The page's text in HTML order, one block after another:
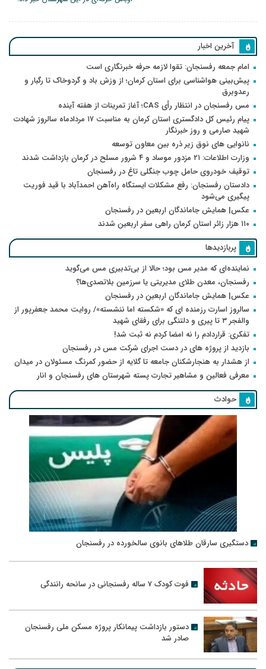
آخرین اخبار
امام جمعه رفسنجان: تقوا لازمه حرفه خبرنگاری است
پیش‌بینی هواشناسی برای استان کرمان؛ از وزش باد و گردوخاک تا رگبار و
رعدوبرق
مس رفسنجان در انتظار رأی CAS؛ آغاز تمرینات از هفته آینده
پیام رئیس کل دادگستری استان کرمان به مناسبت ۱۷ مردادماه سالروز شهادت
شهید صارمی و روز خبرنگار
نانوایی های نوق زیر ذره بین معاون توسعه
وزارت اطلاعات: ۲۱ مزدور موساد و ۴ شرور مسلح در کرمان بازداشت شدند
توقیف خودروی حامل چوب جنگلی تاغ در رفسنجان
دادستان رفسنجان: رفع مشکلات ایستگاه راه‌آهن احمدآباد با قید فوریت
پیگیری می‌شود
عکس| همایش جاماندگان اربعین در رفسنجان
۱۱۰ هزار زائر استان کرمان راهی سفر اربعین شدند
پربازدیدها
نماینده‌ای که مدیر مس بود؛ حالا از بی‌تدبیری مس می‌گوید
رفسنجان، معدن طلای مدیریتی یا سرزمین بلاتصدی‌ها؟
عکس| همایش جاماندگان اربعین در رفسنجان
سالروز اسارت رزمنده ای که «شکسته اما ننشسته»/ روایت محمد جعفرپور از
والفجر ۳ تا پیری و دلتنگی برای رفقای شهید
تفکری: قراردادم را نه امضا کردم نه ثبت شد!
بازدید از پروژه های در دست اجرای شرکت مس در رفسنجان
از هشدار به هنجارشکنان جامعه تا گلایه از حضور کمرنگ مسئولان در میدان
معرفی فعالین و مشاهیر تجارت پسته شهرستان های رفسنجان و انار
حوادث
دستگیری سارقان طلاهای بانوی سالخورده در رفسنجان
فوت کودک ۷ ساله رفسنجانی در سانحه رانندگی
دستور بازداشت پیمانکار پروژه مسکن ملی رفسنجان
صادر شد